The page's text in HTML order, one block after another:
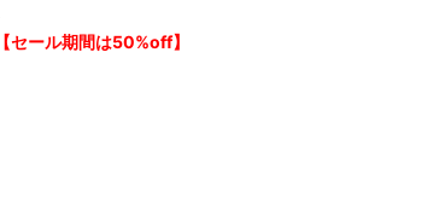
【セール期間は50%off】